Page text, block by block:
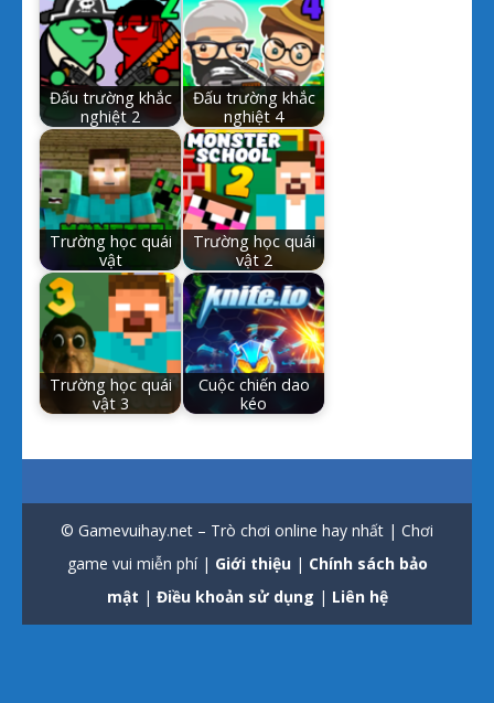
Đấu trường khắc
nghiệt 2
Đấu trường khắc
nghiệt 4
Trường học quái
vật
Trường học quái
vật 2
Trường học quái
vật 3
Cuộc chiến dao
kéo
© Gamevuihay.net – Trò chơi online hay nhất | Chơi
game vui miễn phí | Giới thiệu| Chính sách bảo
mật | Điều khoản sử dụng | Liên hệ